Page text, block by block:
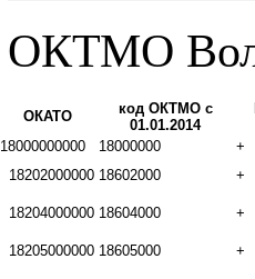
ОКТМО
ОКАТО
код ОКТМО с
01.01.2014
18000000000 18000000
+
18202000000 18602000 +
18204000000 18604000 +
18205000000 18605000 +